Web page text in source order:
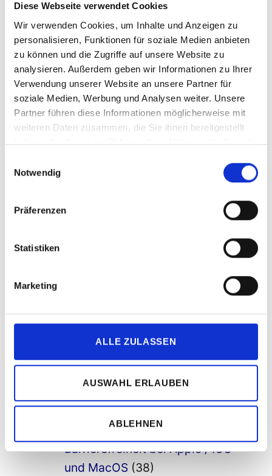
Diese Webseite verwendet Cookies
Wir verwenden Cookies, um Inhalte und Anzeigen zu
personalisieren, Funktionen für soziale Medien anbieten
zu können und die Zugriffe auf unsere Website zu
analysieren. Außerdem geben wir Informationen zu Ihrer
Verwendung unserer Website an unsere Partner für
soziale Medien, Werbung und Analysen weiter. Unsere
Partner führen diese Informationen möglicherweise mit
weiteren Daten zusammen, die Sie ihnen bereitgestellt
haben oder die sie im Rahmen Ihrer Nutzung der Dienste
Notwendig
Präferenzen
Statistiken
Marketing
ALLE ZULASSEN
AUSWAHL ERLAUBEN
ABLEHNEN
2 barrierefreie Softwareentwicklung
(95)
Barrierefreie Software(10)
barrierefreie
Softwareentwicklung für die
Cloud(1)
Barrierefreiheit bei
Barrierefreiheit mit Microsoft .net
(8)
Richtlinien barrierefreie Software-
Entwicklungsumgebungen(9)
3 Barrierefreie Appentwicklung
Betriebssystemen(85)
Barrierefreiheit bei Android
Barrierefreiheit bei Apple / IOS
und MacOS (38)